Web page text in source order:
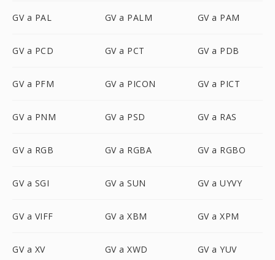
GV a PAL GV a PALM GV a PAM
GV a PCD GV a PCT GV a PDB
GV a PFM GV a PICON GV a PICT
GV a PNM GV a PSD GV a RAS
GV a RGB GV a RGBA GV a RGBO
GV a SGI GV a SUN GV a UYVY
GV a VIFF GV a XBM GV a XPM
GV a XV GV a XWD GV a YUV